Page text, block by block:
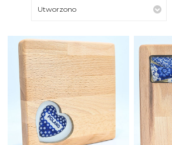
Utworzono